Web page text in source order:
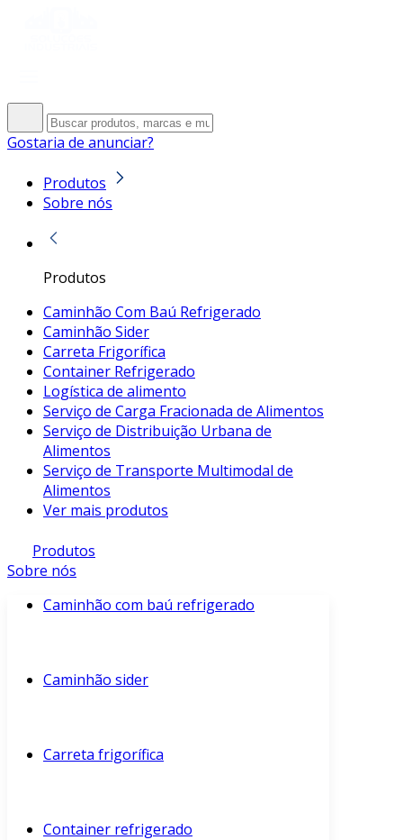
Gostaria de anunciar?
Produtos
Sobre nós
Produtos
Caminhão Com Baú Refrigerado
Caminhão Sider
Carreta Frigorífica
Container Refrigerado
Logística de alimento
Serviço de Carga Fracionada de Alimentos
Serviço de Distribuição Urbana de
Alimentos
Serviço de Transporte Multimodal de
Alimentos
Ver mais produtos
Produtos
Sobre nós
Caminhão com baú refrigerado
Caminhão sider
Carreta frigorífica
Container refrigerado